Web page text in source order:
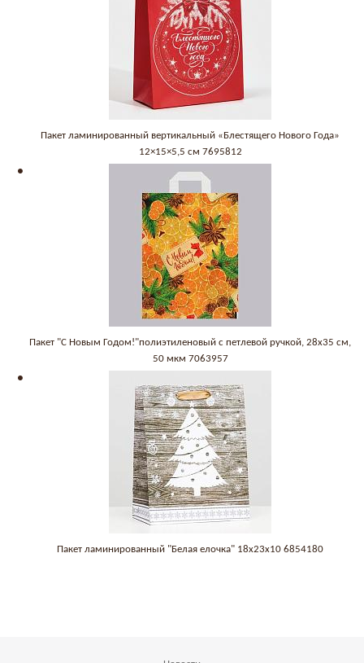
Пакет ламинированный вертикальный «Блестящего Нового Года»
12×15×5,5 см 7695812
Пакет "С Новым Годом!"полиэтиленовый с петлевой ручкой, 28x35 см,
50 мкм 7063957
Пакет ламинированный "Белая елочка" 18х23х10 6854180